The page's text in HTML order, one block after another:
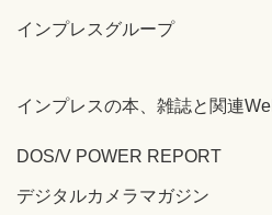
インプレスグループ
インプレスの本、雑誌と関連
DOS/V POWER REPORT
デジタルカメラマガジン